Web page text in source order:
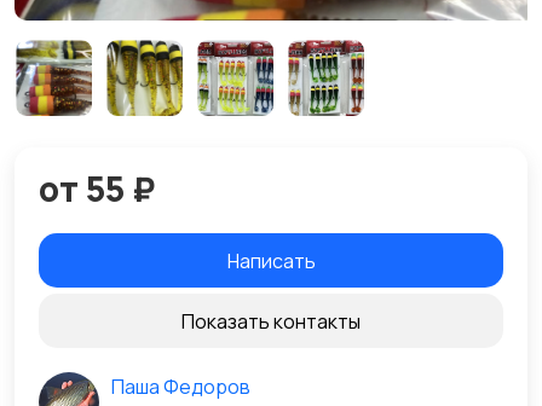
от 55 ₽
Написать
Показать контакты
Паша Федоров